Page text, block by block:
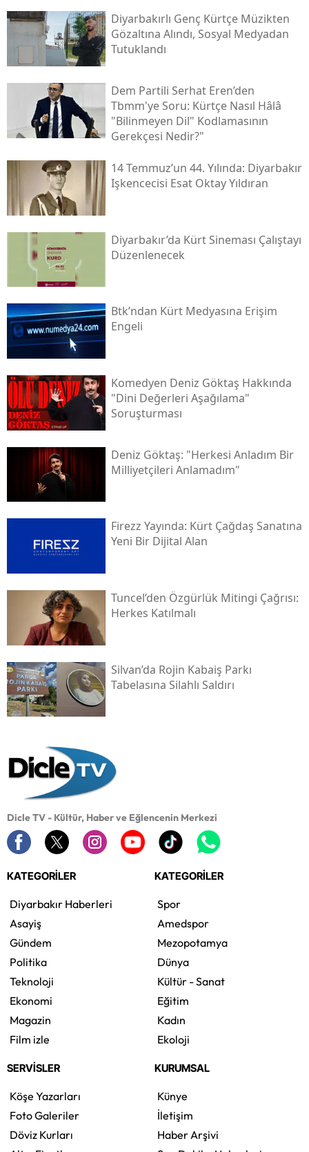
Diyarbakırlı Genç Kürtçe Müzikten
Gözaltına Alındı, Sosyal Medyadan
Tutuklandı
Dem Partili Serhat Eren’den
Tbmm'ye Soru: Kürtçe Nasıl Hâlâ
"bilinmeyen Dil" Kodlamasının
Gerekçesi Nedir?"
14 Temmuz’un 44. Yılında: Diyarbakır
Işkencecisi Esat Oktay Yıldıran
Diyarbakır’da Kürt Sineması Çalıştayı
Düzenlenecek
Btk’ndan Kürt Medyasına Erişim
Engeli
Komedyen Deniz Göktaş Hakkında
"dini Değerleri Aşağılama"
Soruşturması
Deniz Göktaş: "herkesi Anladım Bir
Milliyetçileri Anlamadım"
Firezz Yayında: Kürt Çağdaş Sanatına
Yeni Bir Dijital Alan
Tuncel’den Özgürlük Mitingi Çağrısı:
Herkes Katılmalı
Silvan’da Rojin Kabaiş Parkı
Tabelasına Silahlı Saldırı
Dicle TV - Kültür, Haber ve Eğlencenin Merkezi
KATEGORİLER
Diyarbakır Haberleri
Asayiş
Gündem
Politika
Teknoloji
Ekonomi
Magazin
Film izle
KATEGORİLER
Spor
Amedspor
Mezopotamya
Dünya
Kültür - Sanat
Eğitim
Kadın
Ekoloji
SERVİSLER
Köşe Yazarları
Foto Galeriler
Döviz Kurları
KURUMSAL
Künye
İletişim
Haber Arşivi